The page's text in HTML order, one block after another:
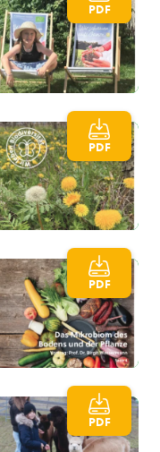
PDF
PDF
PDF
PDF